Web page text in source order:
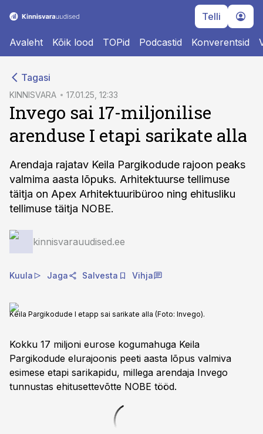
Telli
Avaleht Kõik lood TOPid Podcastid Konverentsid
Tagasi
KINNISVARA 17.01.25, 12:33
Invego sai 17-miljonilise
arenduse I etapi sarikate alla
Arendaja rajatav Keila Pargikodude rajoon peaks
valmima aasta lõpuks. Arhitektuurse tellimuse
täitja on Apex Arhitektuuribüroo ning ehitusliku
tellimuse täitja NOBE.
kinnisvarauudised.ee
Kuula Jaga Salvesta Vihja
Keila Pargikodude I etapp sai sarikate alla (Foto: Invego).
Kokku 17 miljoni eurose kogumahuga Keila
Pargikodude elurajoonis peeti aasta lõpus valmiva
esimese etapi sarikapidu, millega arendaja Invego
tunnustas ehitusettevõtte NOBE tööd.